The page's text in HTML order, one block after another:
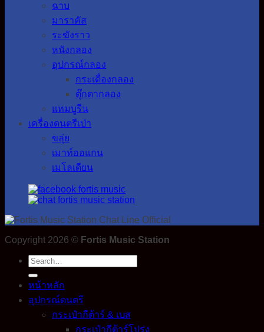
ฉาบ
มาราคัส
ระฆังราว
หนังกลอง
อุปกรณ์กลอง
กระเดื่องกลอง
ตุ๊กตากลอง
แทมบูรีน
เครื่องดนตรีเป่า
ขลุ่ย
เมาท์ออแกน
เมโลเดียน
Copyright 2026 © Fortis Music Station
Search
for:
หน้าหลัก
อุปกรณ์ดนตรี
กระเป๋ากีต้าร์ & เบส
กระเป๋ากีต้าร์โปร่ง